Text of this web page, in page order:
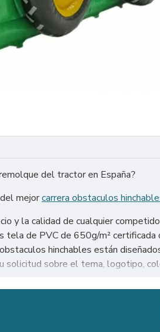
del tractor en España?
mejorcarrera obstaculos
y la calidad de cualquier
tela de PVC de 650g/m²
hinchables están
solicitud sobre el tema, logotipo,
tractor en todo el mundo:
calidad y diseños le brinda el